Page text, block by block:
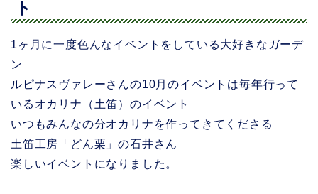
ト
1ヶ月に一度色んなイベントをしている大好きなガーデ
ン
ルピナスヴァレーさんの10月のイベントは毎年行って
いるオカリナ（土笛）のイベント
いつもみんなの分オカリナを作ってきてくださる
土笛工房「どん栗」の石井さん
楽しいイベントになりました。